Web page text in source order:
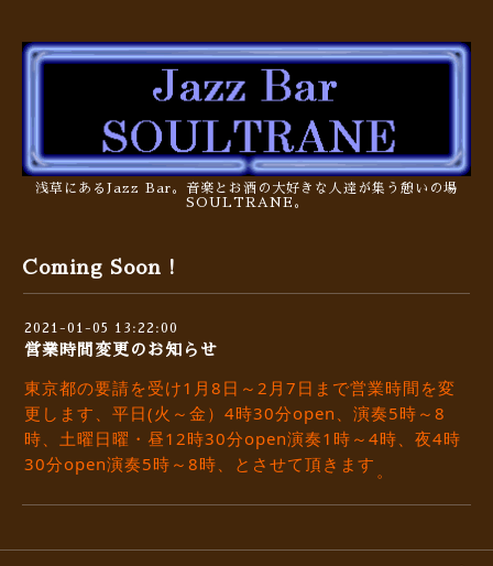
浅草にあるJazz Bar。音楽とお酒の大好きな人達が集う憩いの場
SOULTRANE。
Coming Soon !
2021-01-05 13:22:00
営業時間変更のお知らせ
東京都の要請を受け1月8日～2月7日まで営業時間を変
更します、平日(火～金）4時30分open、演奏5時～8
時、土曜日曜・昼12時30分open演奏1時～4時、夜4時
30分open演奏5時～8時、とさせて頂きます 。